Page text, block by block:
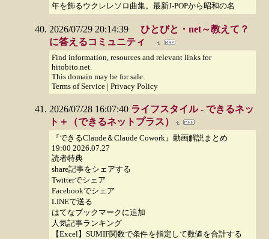
年を飾るウクレレソロ曲集。最新J-POPから昭和の名
2026/07/29 20:14:39
ひとびと・net～教えて？
に答えるコミュニティ
Find information, resources and relevant links for
hitobito.net.
This domain may be for sale.
Terms of Service | Privacy Policy
2026/07/28 16:07:40 ライフスタイル - できるネッ
ト＋（できるネットプラス）
『できるClaude＆Claude Cowork』動画解説まとめ
19:00 2026.07.27
読者特典
share記事をシェアする
Twitterでシェア
Facebookでシェア
LINEで送る
はてなブックマークに追加
人気記事ランキング
【Excel】SUMIF関数で条件を指定して数値を合計する